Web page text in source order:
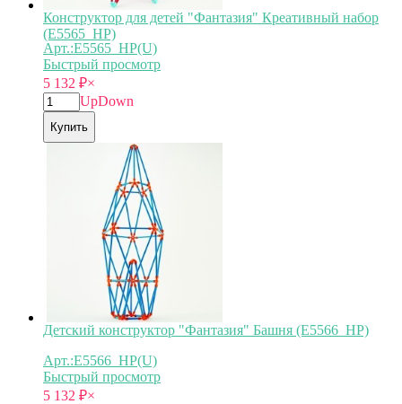
Конструктор для детей "Фантазия" Креативный набор
(E5565_HP)
Арт.:E5565_HP(U)
Быстрый просмотр
5 132 ₽×
UpDown
Купить
Детский конструктор "Фантазия" Башня (E5566_HP)
Арт.:E5566_HP(U)
Быстрый просмотр
5 132 ₽×